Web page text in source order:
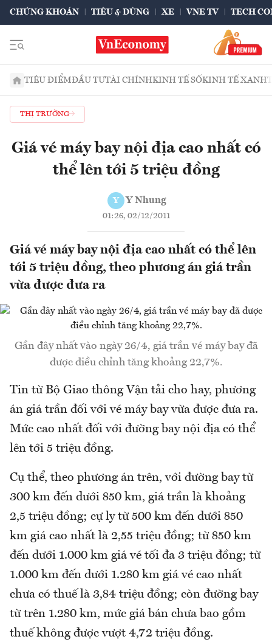
CHỨNG KHOÁN TIÊU & DÙNG XE VNE TV TECH
TIÊU ĐIỂMĐẦU TƯTÀI CHÍNHKINH TẾ SỐKINH TẾ XANH
THỊ TRƯỜNG
Giá vé máy bay nội địa cao nhất có
thể lên tới 5 triệu đồng
Y Y Nhung
01:26, 02/12/2011
Giá vé máy bay nội địa cao nhất có thể lên
tới 5 triệu đồng, theo phương án giá trần
vừa được đưa ra
Gần đây nhất vào ngày 26/4, giá trần vé máy bay đã
được điều chỉnh tăng khoảng 22,7%.
Tin từ Bộ Giao thông Vận tải cho hay, phương
án giá trần đối với vé máy bay vừa được đưa ra.
Mức cao nhất đối với đường bay nội địa có thể
lên tới 5 triệu đồng.
Cụ thể, theo phương án trên, với đường bay từ
300 km đến dưới 850 km, giá trần là khoảng
2,5 triệu đồng; cự ly từ 500 km đến dưới 850
km giá cao nhất là 2,55 triệu đồng; từ 850 km
đến dưới 1.000 km giá vé tối đa 3 triệu đồng; từ
1.000 km đến dưới 1.280 km giá vé cao nhất
chưa có thuế là 3,84 triệu đồng; còn đường bay
từ trên 1.280 km, mức giá bán chưa bao gồm
thuế không được vượt 4,72 triệu đồng.